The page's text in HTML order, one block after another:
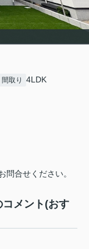
間取り 4LDK
問合せください。
メント(おす